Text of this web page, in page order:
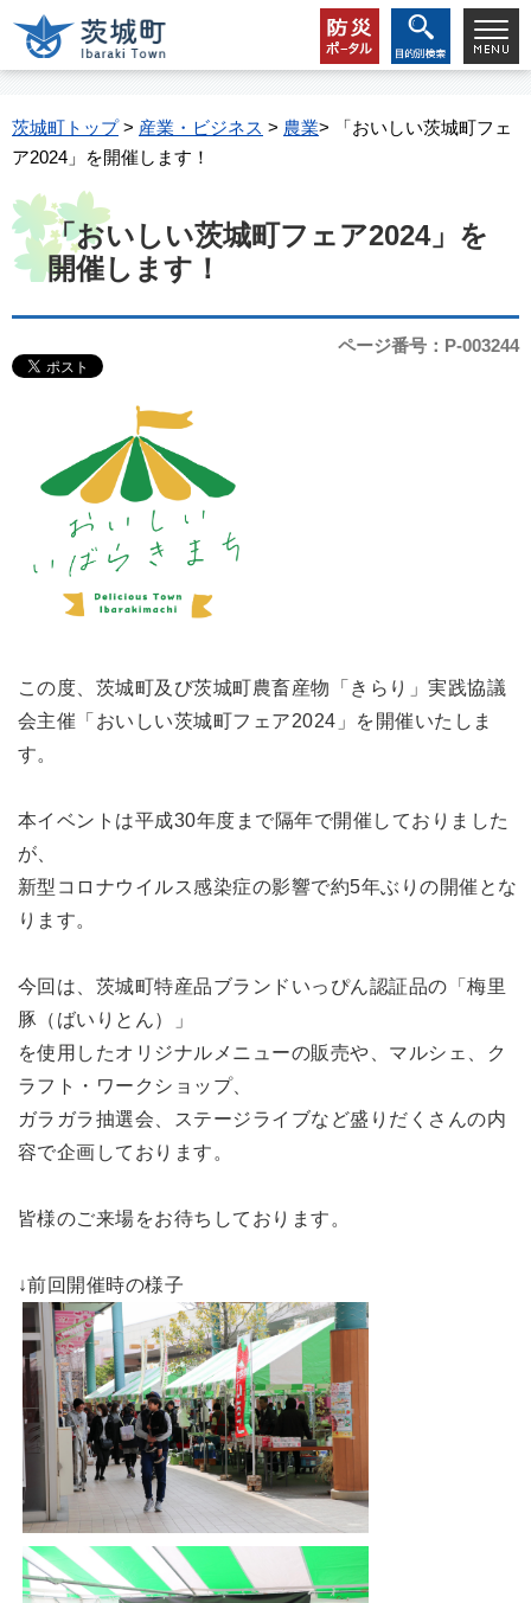
茨城町トップ> 産業・ビジネス > 農業> 「おいしい茨城町フェ
ア2024」を開催します！
「おいしい茨城町フェア2024」を
開催します！
ページ番号：P-003244
この度、茨城町及び茨城町農畜産物「きらり」実践協議
会主催「おいしい茨城町フェア2024」を開催いたしま
す。
本イベントは平成30年度まで隔年で開催しておりました
が、
新型コロナウイルス感染症の影響で約5年ぶりの開催とな
ります。
今回は、茨城町特産品ブランドいっぴん認証品の「梅里
豚（ばいりとん）」
を使用したオリジナルメニューの販売や、マルシェ、ク
ラフト・ワークショップ、
ガラガラ抽選会、ステージライブなど盛りだくさんの内
容で企画しております。
皆様のご来場をお待ちしております。
↓前回開催時の様子